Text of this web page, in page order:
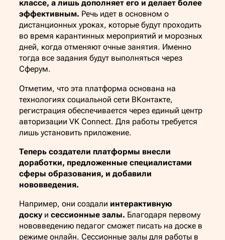
классе, а лишь дополняет его и делает более
эффективным. Речь идет в основном о
дистанционных уроках, которые будут проходить
во время карантинных мероприятий и морозных
дней, когда отменяют очные занятия. Именно
тогда все задания будут выполняться через
Сферум.
Отметим, что эта платформа основана на
технологиях социальной сети ВКонтакте,
регистрация обеспечивается через единый центр
авторизации VK Connect. Для работы требуется
лишь установить приложение.
Теперь создатели платформы внесли
доработки, предложенные специалистами
сферы образования, и добавили
нововведения.
Например, они создали интерактивную
доску и сессионные залы. Благодаря первому
нововведению педагог сможет писать на доске в
режиме онлайн. Сессионные залы для работы в